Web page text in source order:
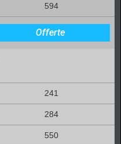
594
Offerte
241
284
550